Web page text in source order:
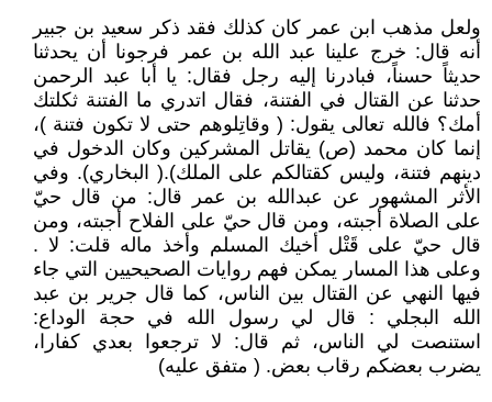
ولعل مذهب ابن عمر كان كذلك فقد ذكر سعيد بن جبير
أنه قال: خرج علينا عبد الله بن عمر فرجونا أن يحدثنا
حديثاً حسناً، فبادرنا إليه رجل فقال: يا أبا عبد الرحمن
حدثنا عن القتال في الفتنة، فقال اتدري ما الفتنة ثكلتك
أمك؟ فالله تعالى يقول: ( وقاتِلوهم حتى لا تكون فتنة )،
إنما كان محمد (ص) يقاتل المشركين وكان الدخول في
دينهم فتنة، وليس كقتالكم على الملك).( البخاري). وفي
الأثر المشهور عن عبدالله بن عمر قال: من قال حيّ
على الصلاة أجبته، ومن قال حيّ على الفلاح أجبته، ومن
قال حيّ على قَتْل أخيك المسلم وأخذ ماله قلت: لا .
وعلى هذا المسار يمكن فهم روايات الصحيحيين التي جاء
فيها النهي عن القتال بين الناس، كما قال جرير بن عبد
الله البجلي : قال لي رسول الله في حجة الوداع:
استنصت لي الناس، ثم قال: لا ترجعوا بعدي كفارا،
يضرب بعضكم رقاب بعض. ( متفق عليه)